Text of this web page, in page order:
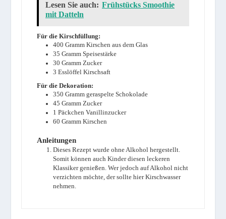
Lesen Sie auch: Frühstücks Smoothie
mit Datteln
Für die Kirschfüllung:
400 Gramm Kirschen aus dem Glas
35 Gramm Speisestärke
30 Gramm Zucker
3 EsslöffelKirschsaft
Für die Dekoration:
350 Gramm geraspelte Schokolade
45 Gramm Zucker
1 Päckchen Vanillinzucker
60 Gramm Kirschen
Anleitungen
Dieses Rezept wurde ohne Alkohol hergestellt.
Somit können auch Kinder diesen leckeren
Klassiker genießen. Wer jedoch auf Alkohol nicht
verzichten möchte, der sollte hier Kirschwasser
nehmen.